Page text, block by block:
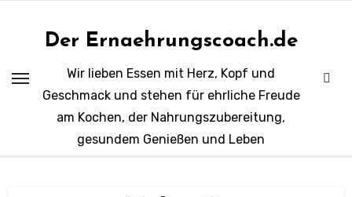
Der Ernaehrungscoach.de
Wir lieben Essen mit Herz, Kopf und
Geschmack und stehen für ehrliche Freude
am Kochen, der Nahrungszubereitung,
gesundem Genießen und Leben